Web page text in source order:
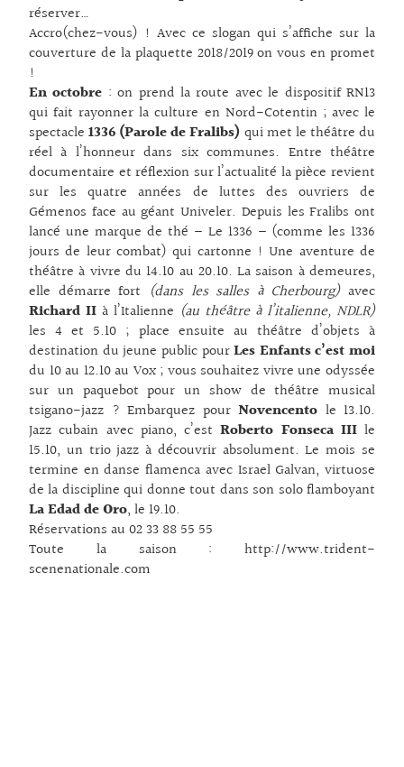
réserver…
Accro(chez-vous) ! Avec ce slogan qui s’affiche sur la
couverture de la plaquette 2018/2019 on vous en promet
!
En octobre : on prend la route avec le dispositif RN13
qui fait rayonner la culture en Nord-Cotentin ; avec le
spectacle1336 (Parole de Fralibs) qui met le théâtre du
réel à l’honneur dans six communes. Entre théâtre
documentaire et réflexion sur l’actualité la pièce revient
sur les quatre années de luttes des ouvriers de
Gémenos face au géant Univeler. Depuis les Fralibs ont
lancé une marque de thé – Le 1336 – (comme les 1336
jours de leur combat) qui cartonne ! Une aventure de
théâtre à vivre du 14.10 au 20.10. La saison à demeures,
elle démarre fort (dans les salles à Cherbourg)avec
Richard II à l’Italienne (au théâtre à l’italienne, NDLR)
les 4 et 5.10 ; place ensuite au théâtre d’objets à
destination du jeune public pourLes Enfants c’est moi
du 10 au 12.10 au Vox ; vous souhaitez vivre une odyssée
sur un paquebot pour un show de théâtre musical
tsigano-jazz ? Embarquez pour Novencento le 13.10.
Jazz cubain avec piano, c’estRoberto Fonseca IIIle
15.10, un trio jazz à découvrir absolument. Le mois se
termine en danse flamenca avec Israel Galvan, virtuose
de la discipline qui donne tout dans son solo flamboyant
La Edad de Oro, le 19.10.
Réservations au 02 33 88 55 55
Toute la saison : http://www.trident-
scenenationale.com